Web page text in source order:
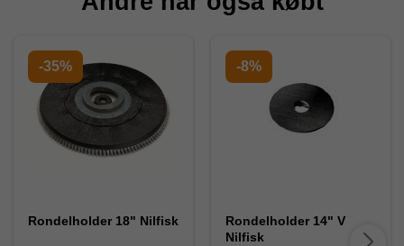
-35%
Rondelholder 18" Nilfisk
-8%
Rondelholder 14" V
Nilfisk